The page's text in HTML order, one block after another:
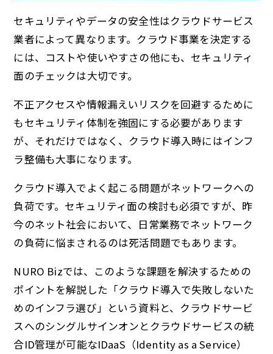
セキュリティやデータの安全性はクラウドサービス
業者によって異なります。クラウド事業を決定する
には、コストや使いやすさの他にも、セキュリティ
面のチェックは大切です。
不正アクセスや情報漏えいリスクを回避するために
もセキュリティ体制を強固にする必要があります
が、それだけではなく、クラウド導入時にはインフ
ラ整備も大事になります。
クラウド導入でよく起こる問題がネットワークへの
負荷です。セキュリティ面の検討も必須ですが、昨
今のネット社会において、日常業務でネットワーク
の負荷に悩まされるのは死活問題でもあります。
NURO Bizでは、このような課題を解決するための
ポイントを解説した「クラウド導入で失敗しないた
めのインフラ選び」という資料と、クラウドサービ
スへのシングルサインオンとクラウドサービスの統
合ID管理が可能なIDaaS（Identity as a Service）